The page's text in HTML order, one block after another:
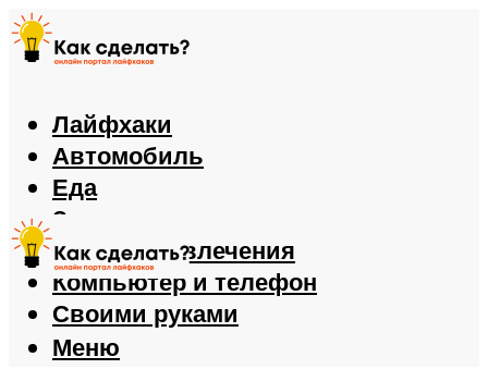
Лайфхаки
Автомобиль
Еда
Здоровье
Игры и развлечения
Компьютер и телефон
Своими руками
Меню